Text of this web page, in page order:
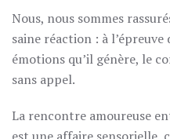
Nous, nous sommes
saine réaction : à
émotions qu’il génère, le
sans appel.
La rencontre amoureuse